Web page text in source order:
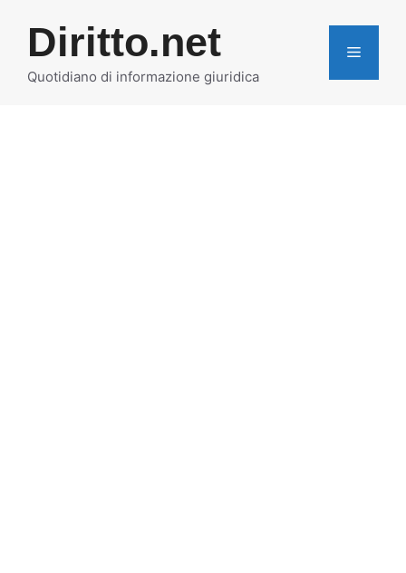
contenuto
Diritto.net
Quotidiano di informazione giuridica
MENU